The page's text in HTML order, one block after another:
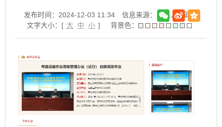
发布时间：2024-12-03 11:34
信息来源：寿县人民政府
文字大小：[ 大 中 小 ] 背景色：